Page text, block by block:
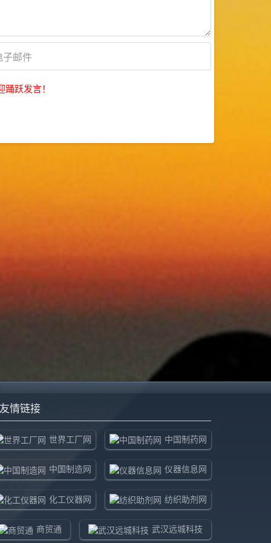
踊跃发言！
情链接
世界工厂网 中国制药网
中国制造网 仪器信息网
化工仪器网 纺织助剂网
商贸通 武汉远城科技